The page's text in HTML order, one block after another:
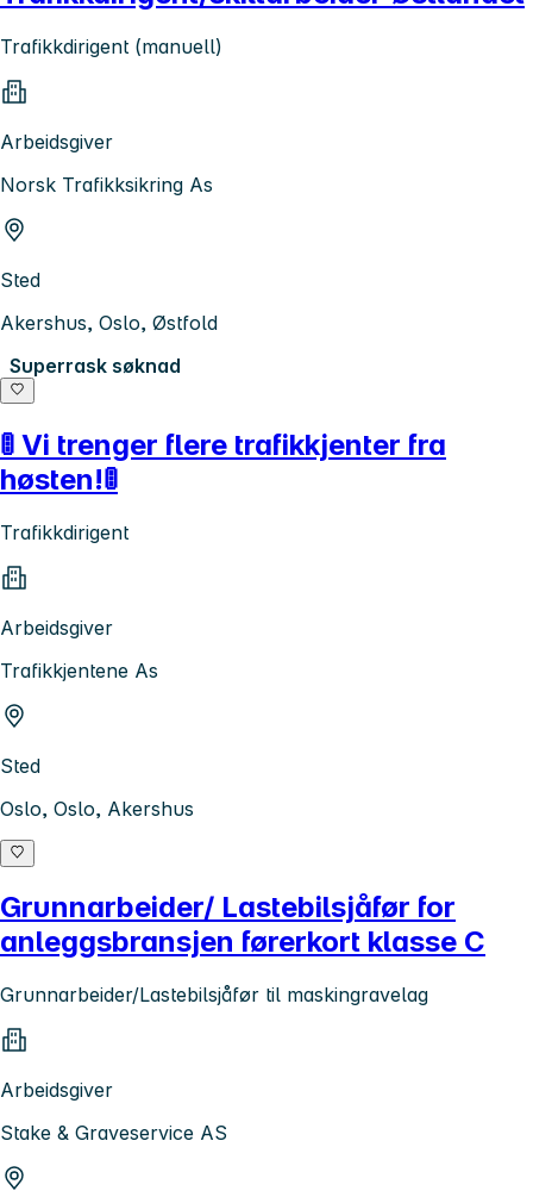
Trafikkdirigent (manuell)
Arbeidsgiver
Norsk Trafikksikring As
Sted
Akershus, Oslo, Østfold
Superrask søknad
🚦 Vi trenger flere trafikkjenter fra
høsten!🚦
Trafikkdirigent
Arbeidsgiver
Trafikkjentene As
Sted
Oslo, Oslo, Akershus
Grunnarbeider/ Lastebilsjåfør for
anleggsbransjen førerkort klasse C
Grunnarbeider/Lastebilsjåfør til maskingravelag
Arbeidsgiver
Stake & Graveservice AS